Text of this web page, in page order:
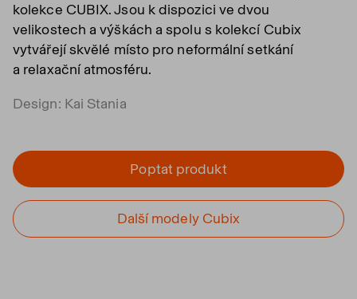
kolekce CUBIX. Jsou k dispozici ve dvou
velikostech a výškách a spolu s kolekcí Cubix
vytvářejí skvělé místo pro neformální setkání
a relaxační atmosféru.
Design: Kai Stania
Poptat produkt
Další modely Cubix